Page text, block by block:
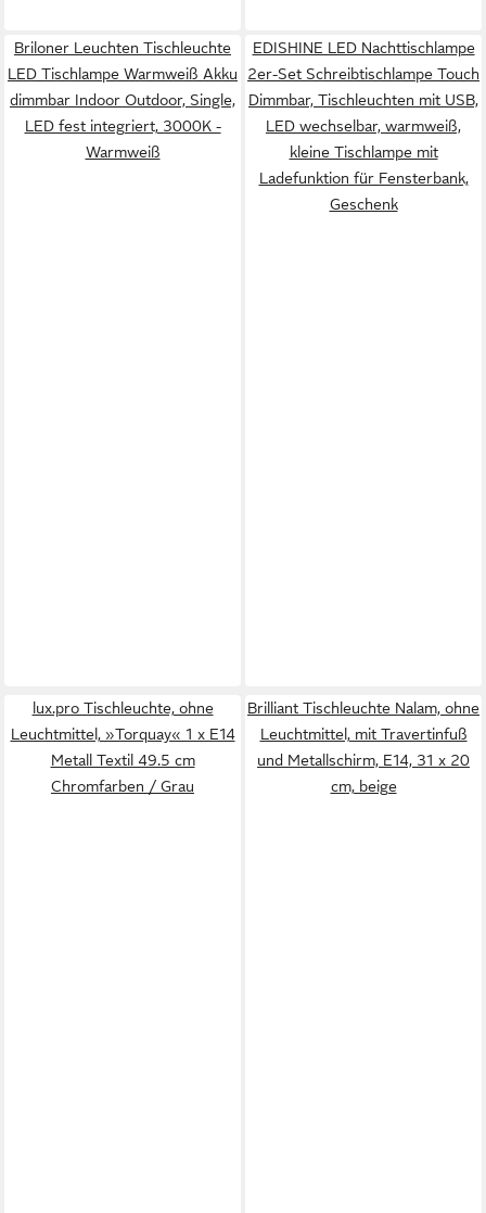
Briloner Leuchten Tischleuchte
LED Tischlampe Warmweiß Akku
dimmbar Indoor Outdoor, Single,
LED fest integriert, 3000K -
Warmweiß
EDISHINE LED Nachttischlampe
2er-Set Schreibtischlampe Touch
Dimmbar, Tischleuchten mit USB,
LED wechselbar, warmweiß,
kleine Tischlampe mit
Ladefunktion für Fensterbank,
Geschenk
lux.pro Tischleuchte, ohne
Leuchtmittel, »Torquay« 1 x E14
Metall Textil 49.5 cm
Chromfarben / Grau
Brilliant Tischleuchte Nalam, ohne
Leuchtmittel, mit Travertinfuß
und Metallschirm, E14, 31 x 20
cm, beige